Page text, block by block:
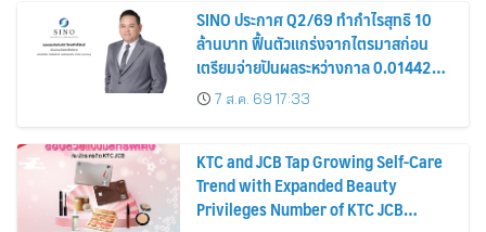
SINO ประกาศ Q2/69 ทำกำไรสุทธิ 10
ล้านบาท ฟื้นตัวแกร่งจากไตรมาสก่อน
เตรียมจ่ายปันผลระหว่างกาล 0.014423
บาทต่อหุ้น ครึ่งปีหลังมุ่งเติบโตต่อเนื่อง
7 ส.ค. 69 17:33
KTC and JCB Tap Growing Self-Care
Trend with Expanded Beauty
Privileges Number of KTC JCB